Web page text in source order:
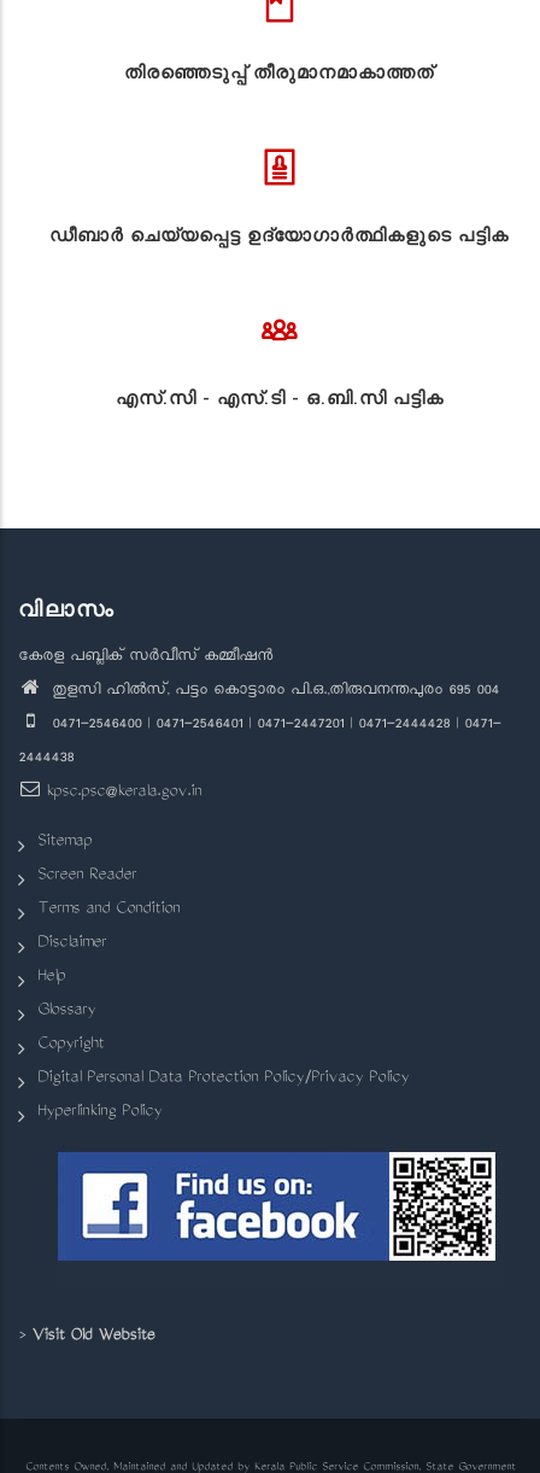
തിരഞ്ഞെടുപ്പ് തീരുമാനമാകാത്തത്
ഡീബാർ ചെയ്യപ്പെട്ട ഉദ്യോഗാർത്ഥികളുടെ പട്ടിക
എസ്.സി - എസ്.ടി - ഒ.ബി.സി പട്ടിക
വിലാസം
കേരള പബ്ലിക് സർവീസ് കമ്മീഷൻ
തുളസി ഹിൽസ്, പട്ടം കൊട്ടാരം പി.ഒ.,തിരുവനന്തപുരം 695 004
0471-2546400 | 0471-2546401 | 0471-2447201 | 0471-2444428 | 0471-
2444438
kpsc.psc@kerala.gov.in
Sitemap
Screen Reader
Terms and Condition
Disclaimer
Help
Glossary
Copyright
Digital Personal Data Protection Policy/Privacy Policy
Hyperlinking Policy
> Visit Old Website
Contents Owned, Maintained and Updated by Kerala Public Service Commission, State Government